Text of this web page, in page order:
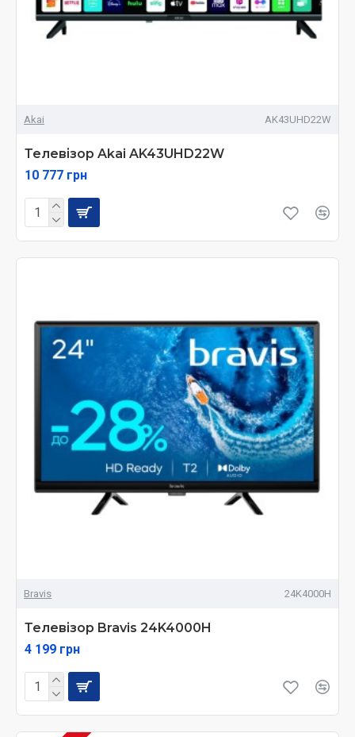
Akai AK43UHD22W
Телевізор Akai AK43UHD22W
10 777 грн
Bravis 24K4000H
Телевізор Bravis 24K4000H
4 199 грн